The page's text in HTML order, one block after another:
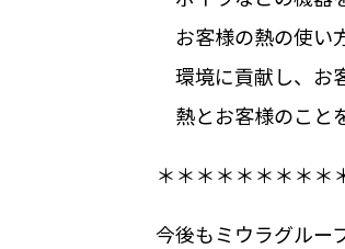
お客様の熱の使い
環境に貢献し、お
熱とお客様のこと
＊＊＊＊＊＊＊＊＊
今後もミウラグルー